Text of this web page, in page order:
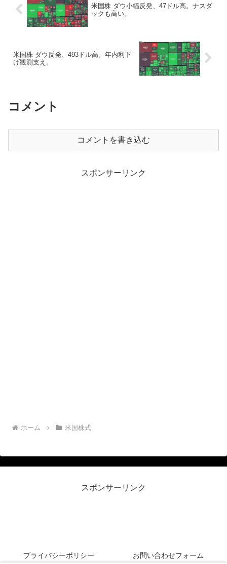
米国株 ダウ小幅反発、47ドル高。ナスダ
ックも高い。
米国株 ダウ反発、493ドル高。年内利下
げ観測支え。
コメント
コメントを書き込む
スポンサーリンク
ホーム 米国株式
スポンサーリンク
プライバシーポリシー お問い合わせフォーム